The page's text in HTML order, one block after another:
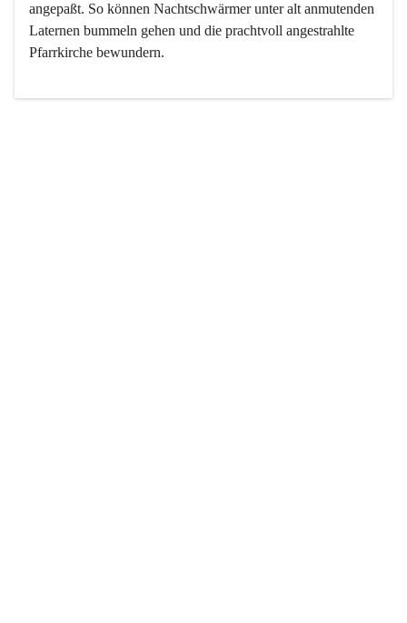
angepaßt. So können Nachtschwärmer unter alt anmutenden
Laternen bummeln gehen und die prachtvoll angestrahlte
Pfarrkirche bewundern.
Der Weinbau dominert heute nicht mehr, ist aber integrativer